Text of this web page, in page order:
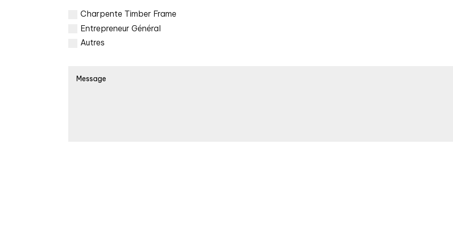
Charpente Timber Frame
Entrepreneur Général
Autres